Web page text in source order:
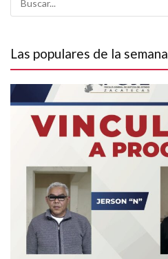
Las populares de la semana